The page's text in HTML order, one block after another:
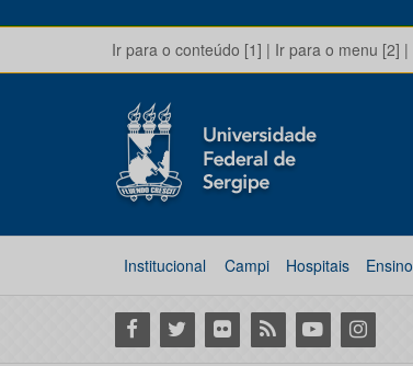
Ir para o conteúdo [1] | Ir para o menu [2] |
Institucional Campi Hospitais Ensino
Facebook
Twitter Flickr RSS YoutubeInstagram